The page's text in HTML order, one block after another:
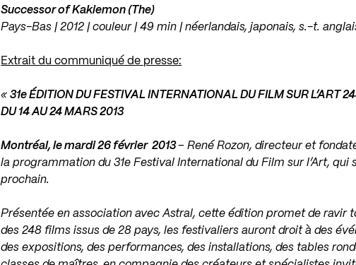
Successor of Kakiemon (The)
Pays-Bas | 2012 | couleur | 49 min | néerlandais, japonais, s.-t.
Extrait du communiqué de presse:
«31e ÉDITION DU FESTIVAL INTERNATIONAL DU FILM SUR L’ART
DU 14 AU 24 MARS 2013
Montréal, le mardi 26 février 2013– René Rozon, directeur et
la programmation du 31e Festival International du Film sur l’Art, qui
prochain.
Présentée en association avec Astral, cette édition promet de ravir
des 248 films issus de 28 pays, les festivaliers auront droit à des
des expositions, des performances, des installations, des tables